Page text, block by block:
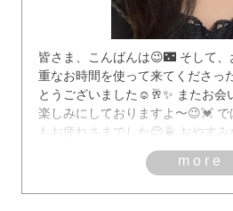
皆さま、こんばんは😉🌃 そして
重なお時間を使って来てくださっ
とうございました☺️🥂✨ またお会
楽しみにしておりますよ〜😉💓
もお疲れさまでした😌🍵 おやすみ
more